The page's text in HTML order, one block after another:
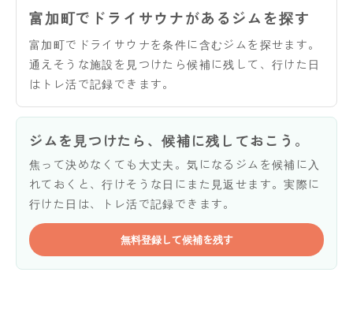
富加町でドライサウナがあるジムを探す
富加町でドライサウナを条件に含むジムを探せます。
通えそうな施設を見つけたら候補に残して、行けた日
はトレ活で記録できます。
ジムを見つけたら、候補に残しておこう。
焦って決めなくても大丈夫。気になるジムを候補に入
れておくと、行けそうな日にまた見返せます。実際に
行けた日は、トレ活で記録できます。
無料登録して候補を残す